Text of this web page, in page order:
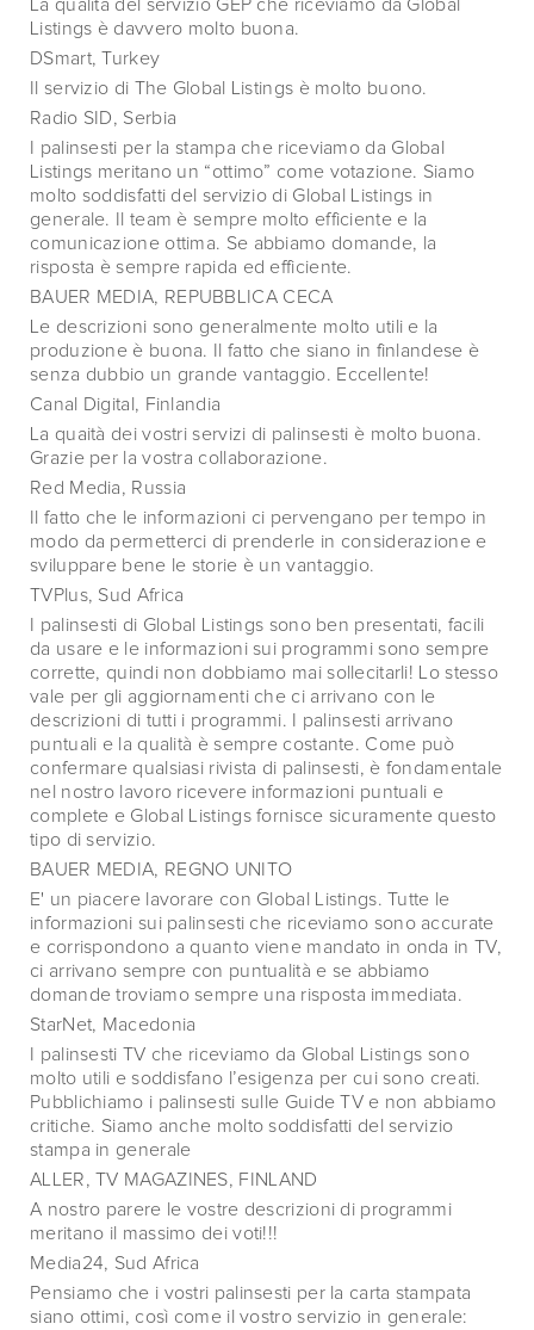
La qualità del servizio GEP che riceviamo da Global
Listings è davvero molto buona.
DSmart, Turkey
Il servizio di The Global Listings è molto buono.
Radio SID, Serbia
I palinsesti per la stampa che riceviamo da Global
Listings meritano un “ottimo” come votazione. Siamo
molto soddisfatti del servizio di Global Listings in
generale. Il team è sempre molto efficiente e la
comunicazione ottima. Se abbiamo domande, la
risposta è sempre rapida ed efficiente.
BAUER MEDIA, REPUBBLICA CECA
Le descrizioni sono generalmente molto utili e la
produzione è buona. Il fatto che siano in finlandese è
senza dubbio un grande vantaggio. Eccellente!
Canal Digital, Finlandia
La quaità dei vostri servizi di palinsesti è molto buona.
Grazie per la vostra collaborazione.
Red Media, Russia
Il fatto che le informazioni ci pervengano per tempo in
modo da permetterci di prenderle in considerazione e
sviluppare bene le storie è un vantaggio.
TVPlus, Sud Africa
I palinsesti di Global Listings sono ben presentati, facili
da usare e le informazioni sui programmi sono sempre
corrette, quindi non dobbiamo mai sollecitarli! Lo stesso
vale per gli aggiornamenti che ci arrivano con le
descrizioni di tutti i programmi. I palinsesti arrivano
puntuali e la qualità è sempre costante. Come può
confermare qualsiasi rivista di palinsesti, è fondamentale
nel nostro lavoro ricevere informazioni puntuali e
complete e Global Listings fornisce sicuramente questo
tipo di servizio.
BAUER MEDIA, REGNO UNITO
E' un piacere lavorare con Global Listings. Tutte le
informazioni sui palinsesti che riceviamo sono accurate
e corrispondono a quanto viene mandato in onda in TV,
ci arrivano sempre con puntualità e se abbiamo
domande troviamo sempre una risposta immediata.
StarNet, Macedonia
I palinsesti TV che riceviamo da Global Listings sono
molto utili e soddisfano l’esigenza per cui sono creati.
Pubblichiamo i palinsesti sulle Guide TV e non abbiamo
critiche. Siamo anche molto soddisfatti del servizio
stampa in generale
ALLER, TV MAGAZINES, FINLAND
A nostro parere le vostre descrizioni di programmi
meritano il massimo dei voti!!!
Media24, Sud Africa
Pensiamo che i vostri palinsesti per la carta stampata
siano ottimi, così come il vostro servizio in generale: